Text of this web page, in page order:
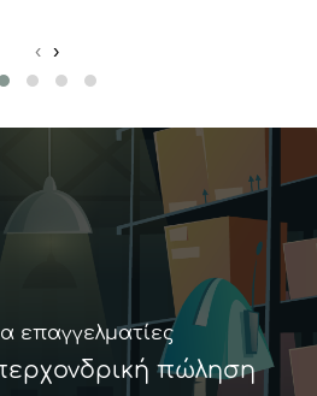
‹ ›
επαγγελματίες
πώληση